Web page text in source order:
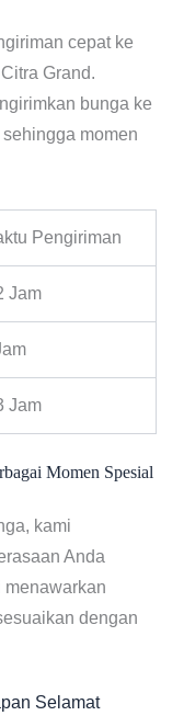
cepat ke
Grand.
bunga ke
momen
Pengiriman
Jam
Jam
Momen Spesial
kami
Anda
dengan
Selamat